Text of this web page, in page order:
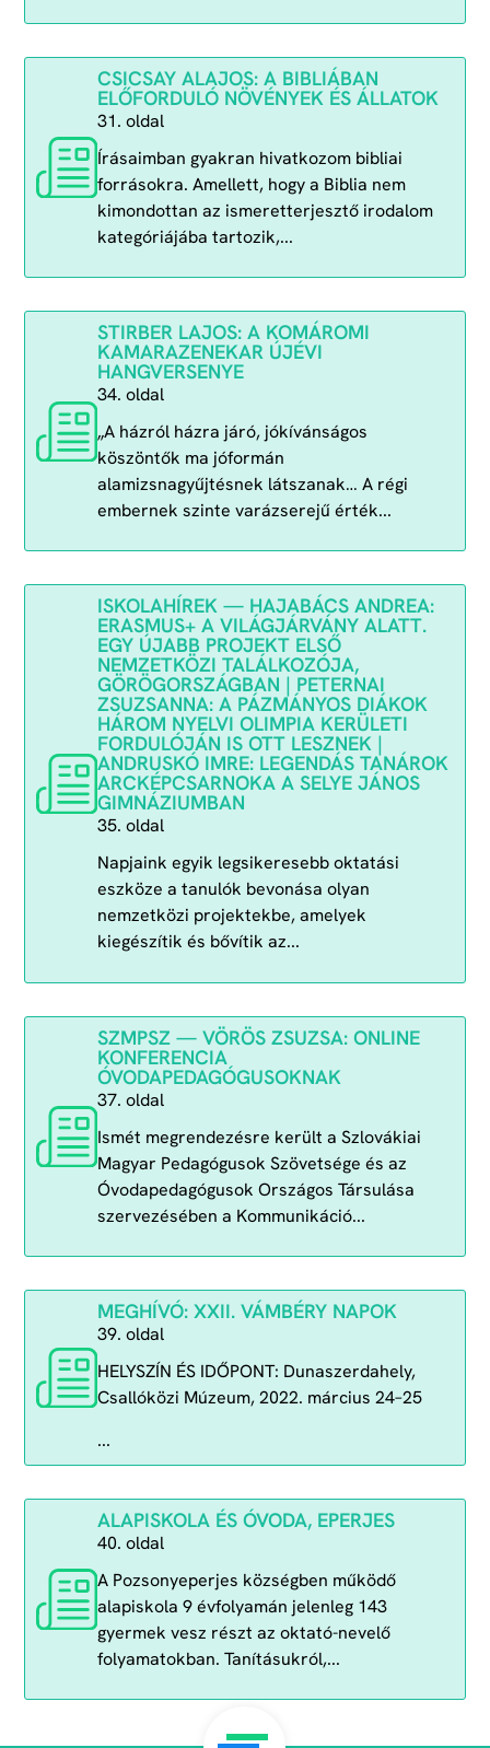
CSICSAY ALAJOS: A BIBLIÁBAN
ELŐFORDULÓ NÖVÉNYEK ÉS ÁLLATOK
31. oldal
Írásaimban gyakran hivatkozom bibliai
forrásokra. Amellett, hogy a Biblia nem
kimondottan az ismeretterjesztő irodalom
kategóriájába tartozik,...
STIRBER LAJOS: A KOMÁROMI
KAMARAZENEKAR ÚJÉVI
HANGVERSENYE
34. oldal
„A házról házra járó, jókívánságos
köszöntők ma jóformán
alamizsnagyűjtésnek látszanak… A régi
embernek szinte varázserejű érték...
ISKOLAHÍREK — HAJABÁCS ANDREA:
ERASMUS+ A VILÁGJÁRVÁNY ALATT.
EGY ÚJABB PROJEKT ELSŐ
NEMZETKÖZI TALÁLKOZÓJA,
GÖRÖGORSZÁGBAN | PETERNAI
ZSUZSANNA: A PÁZMÁNYOS DIÁKOK
HÁROM NYELVI OLIMPIA KERÜLETI
FORDULÓJÁN IS OTT LESZNEK |
ANDRUSKÓ IMRE: LEGENDÁS TANÁROK
ARCKÉPCSARNOKA A SELYE JÁNOS
GIMNÁZIUMBAN
35. oldal
Napjaink egyik legsikeresebb oktatási
eszköze a tanulók bevonása olyan
nemzetközi projektekbe, amelyek
kiegészítik és bővítik az...
SZMPSZ — VÖRÖS ZSUZSA: ONLINE
KONFERENCIA
ÓVODAPEDAGÓGUSOKNAK
37. oldal
Ismét megrendezésre került a Szlovákiai
Magyar Pedagógusok Szövetsége és az
Óvodapedagógusok Országos Társulása
szervezésében a Kommunikáció...
MEGHÍVÓ: XXII. VÁMBÉRY NAPOK
39. oldal
HELYSZÍN ÉS IDŐPONT: Dunaszerdahely,
Csallóközi Múzeum, 2022. március 24–25
...
ALAPISKOLA ÉS ÓVODA, EPERJES
40. oldal
A Pozsonyeperjes községben működő
alapiskola 9 évfolyamán jelenleg 143
gyermek vesz részt az oktató-nevelő
folyamatokban. Tanításukról,...